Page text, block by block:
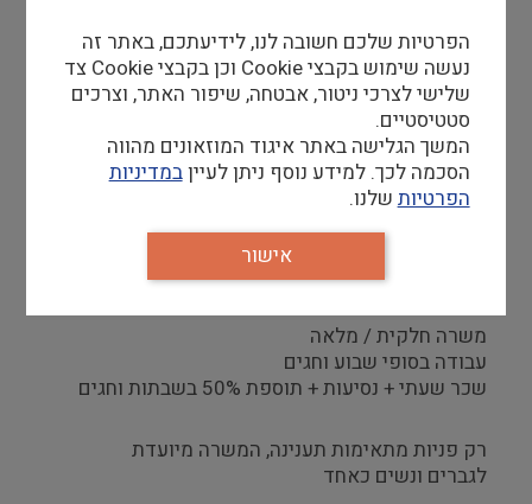
אדיבות ותודעת שירות גבוהה
ערנות, סמכותיות ואסרטיביות
גמישות ויכולת לעבוד בסביבת עבודה דינמית ומשתנה
יכולת תקשורת גבוהה בשפה העברית והאנגלית, שפות
נוספות – יתרון
יכולת עבודה במטבח פס קר
הקפדה על סדר, ארגון וניקיון
קורות חיים למייל ormonilevy@gmail.com
משרה חלקית / מלאה
עבודה בסופי שבוע וחגים
שכר שעתי + נסיעות + תוספת 50% בשבתות וחגים
רק פניות מתאימות תענינה, המשרה מיועדת
לגברים ונשים כאחד
הפרטיות שלכם חשובה לנו, לידיעתכם, באתר זה
נעשה שימוש בקבצי Cookie וכן בקבצי Cookie צד
שלישי לצרכי ניטור, אבטחה, שיפור האתר, וצרכים
סטטיסטיים.
המשך הגלישה באתר איגוד המוזאונים מהווה
הסכמה לכך. למידע נוסף ניתן לעייןבמדיניות
הפרטיותשלנו.
אישור